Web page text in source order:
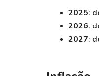
2025:
2026:
2027: